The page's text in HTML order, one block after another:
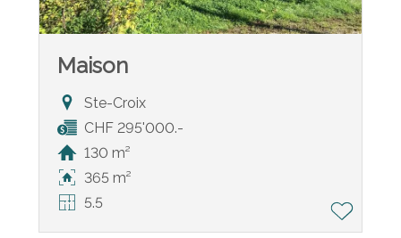
Maison
Ste-Croix
CHF 295'000.-
130 m²
365 m²
5.5